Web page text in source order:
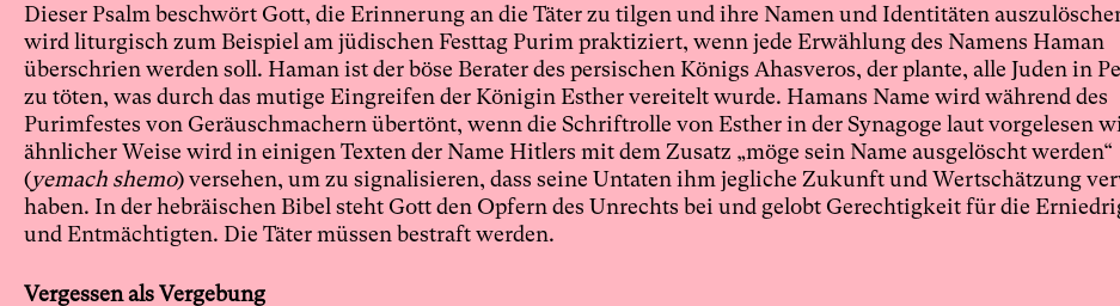
Dieser Psalm beschwört Gott, die Erinnerung an die Täter zu tilgen und ihre Namen und Identitäten
wird liturgisch zum Beispiel am jüdischen Festtag Purim praktiziert, wenn jede Erwählung des Namens Haman
überschrien werden soll. Haman ist der böse Berater des persischen Königs Ahasveros, der plante, alle Juden in
zu töten, was durch das mutige Eingreifen der Königin Esther vereitelt wurde. Hamans Name wird während des
Purimfestes von Geräuschmachern übertönt, wenn die Schriftrolle von Esther in der Synagoge laut vorgelesen
ähnlicher Weise wird in einigen Texten der Name Hitlers mit dem Zusatz „möge sein Name ausgelöscht werden“
(yemach shemo) versehen, um zu signalisieren, dass seine Untaten ihm jegliche Zukunft und Wertschätzung
haben. In der hebräischen Bibel steht Gott den Opfern des Unrechts bei und gelobt Gerechtigkeit für die
und Entmächtigten. Die Täter müssen bestraft werden.
Vergessen als Vergebung